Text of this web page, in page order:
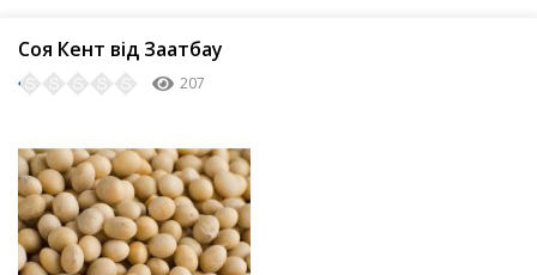
Соя Кент від Заатбау
207